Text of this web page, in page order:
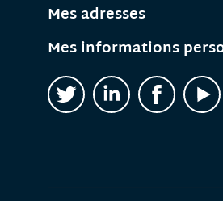
Mes adresses
Mes informations